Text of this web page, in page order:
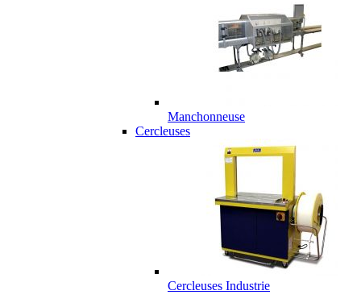
Manchonneuse
Cercleuses
Cercleuses Industrie